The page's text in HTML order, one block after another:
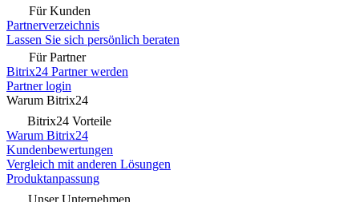
Für Kunden
Partnerverzeichnis
Lassen Sie sich persönlich beraten
Für Partner
Bitrix24 Partner werden
Partner login
Warum Bitrix24
Bitrix24 Vorteile
Warum Bitrix24
Kundenbewertungen
Vergleich mit anderen Lösungen
Produktanpassung
Unser Unternehmen